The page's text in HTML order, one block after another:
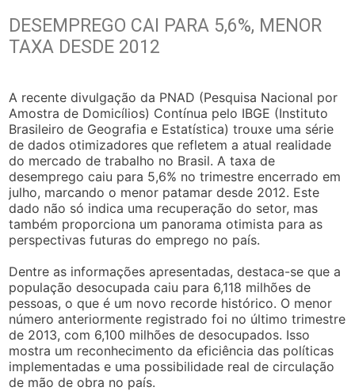
DESEMPREGO CAI PARA 5,6%, MENOR
TAXA DESDE 2012
A recente divulgação da PNAD (Pesquisa Nacional por
Amostra de Domicílios) Contínua pelo IBGE (Instituto
Brasileiro de Geografia e Estatística) trouxe uma série
de dados otimizadores que refletem a atual realidade
do mercado de trabalho no Brasil. A taxa de
desemprego caiu para 5,6% no trimestre encerrado em
julho, marcando o menor patamar desde 2012. Este
dado não só indica uma recuperação do setor, mas
também proporciona um panorama otimista para as
perspectivas futuras do emprego no país.
Dentre as informações apresentadas, destaca-se que a
população desocupada caiu para 6,118 milhões de
pessoas, o que é um novo recorde histórico. O menor
número anteriormente registrado foi no último trimestre
de 2013, com 6,100 milhões de desocupados. Isso
mostra um reconhecimento da eficiência das políticas
implementadas e uma possibilidade real de circulação
de mão de obra no país.